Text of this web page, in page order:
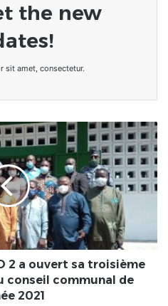
the new
sit amet, consectetur.
2 a ouvert sa troisième
conseil communal de
2021